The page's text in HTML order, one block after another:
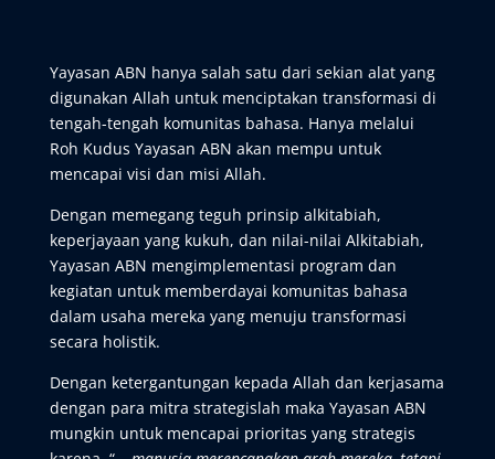
Yayasan ABN hanya salah satu dari sekian alat yang
digunakan Allah untuk menciptakan transformasi di
tengah-tengah komunitas bahasa. Hanya melalui
Roh Kudus Yayasan ABN akan mempu untuk
mencapai visi dan misi Allah.
Dengan memegang teguh prinsip alkitabiah,
keperjayaan yang kukuh, dan nilai-nilai Alkitabiah,
Yayasan ABN mengimplementasi program dan
kegiatan untuk memberdayai komunitas bahasa
dalam usaha mereka yang menuju transformasi
secara holistik.
Dengan ketergantungan kepada Allah dan kerjasama
dengan para mitra strategislah maka Yayasan ABN
mungkin untuk mencapai prioritas yang strategis